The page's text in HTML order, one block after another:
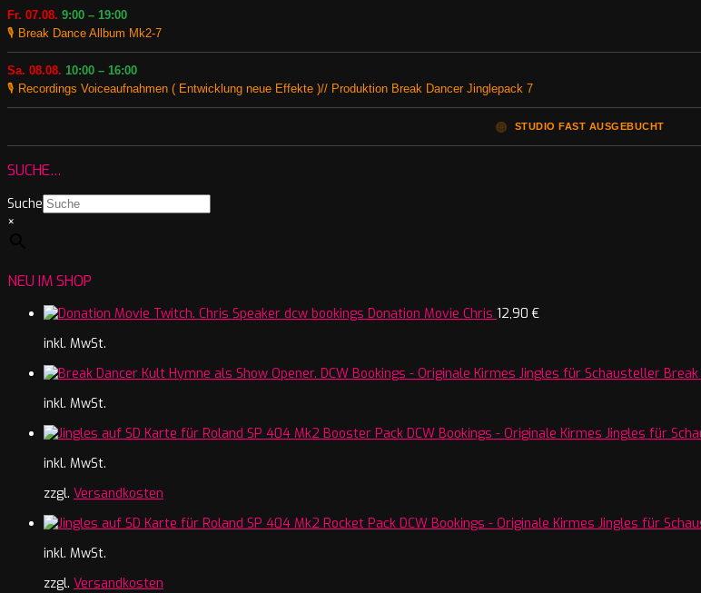
Fr. 07.08. 9:00 – 19:00
🎙️ Break Dance Allbum Mk2-7
Sa. 08.08. 10:00 – 16:00
🎙️ Recordings Voiceaufnahmen ( Entwicklung neue Effekte )// Produktion Break Dancer Jinglepack 7
🟠 STUDIO FAST AUSGEBUCHT
SUCHE…
Suche
×
NEU IM SHOP
Donation Movie Chris 12,90 €
inkl. MwSt.
inkl. MwSt.
inkl. MwSt.
zzgl. Versandkosten
inkl. MwSt.
zzgl. Versandkosten